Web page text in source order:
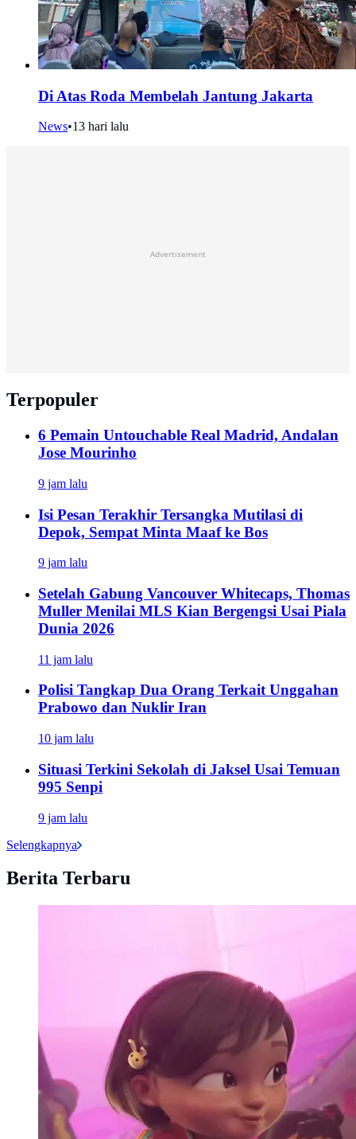
Di Atas Roda Membelah Jantung Jakarta
News•13 hari lalu
Advertisement
Terpopuler
6 Pemain Untouchable Real Madrid, Andalan
Jose Mourinho
9 jam lalu
Isi Pesan Terakhir Tersangka Mutilasi di
Depok, Sempat Minta Maaf ke Bos
9 jam lalu
Setelah Gabung Vancouver Whitecaps, Thomas
Muller Menilai MLS Kian Bergengsi Usai Piala
Dunia 2026
11 jam lalu
Polisi Tangkap Dua Orang Terkait Unggahan
Prabowo dan Nuklir Iran
10 jam lalu
Situasi Terkini Sekolah di Jaksel Usai Temuan
995 Senpi
9 jam lalu
Selengkapnya
Berita Terbaru